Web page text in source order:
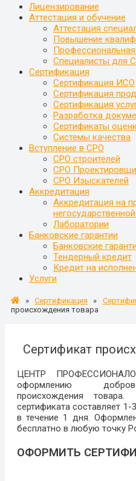
Лицензирование
Аттестация и обучение
Аттестация
Повышение
Специалисты для
Сертификация
Сертификация ИСО
Сертификация
Сертификация
Разработка
Сертификаты
Системы качества
Вступление в СРО
СРО строителей
СРО
СРО Изыскателей
Аккредитация
Аккредитация на
Лаборатории
Банковские гарантии
Банковские
Тендерный кредит
Кредит на
Услуги
»Сертификация »
происхождения товара
Сертификат
ЦЕНТР
оформлению
происхождения
сертификата составляет
в течение 1 дня.
бесплатно в любую точку
ОФОРМИТЬ